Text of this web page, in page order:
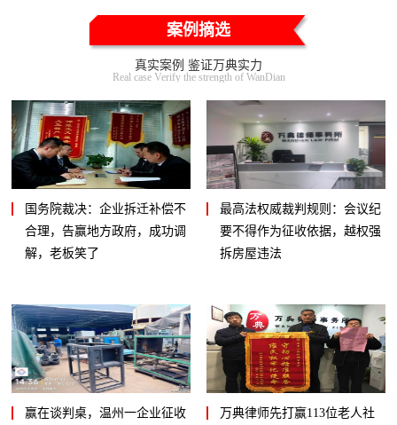
案例摘选
真实案例 鉴证万典实力
Real case Verify the strength of WanDian
国务院裁决：企业拆迁补偿不
合理，告赢地方政府，成功调
解，老板笑了
最高法权威裁判规则：会议纪
要不得作为征收依据，越权强
拆房屋违法
赢在谈判桌，温州一企业征收
万典律师先打赢113位老人社